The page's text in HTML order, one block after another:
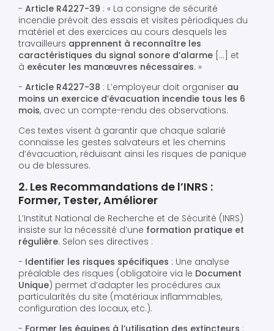
- Article R4227-39 : « La consigne de sécurité
incendie prévoit des essais et visites périodiques du
matériel et des exercices au cours desquels les
travailleurs apprennent à reconnaître les
caractéristiques du signal sonore d’alarme […] et
à exécuter les manœuvres nécessaires. »
- Article R4227-38 : L’employeur doit organiser au
moins un exercice d’évacuation incendie tous les 6
mois, avec un compte-rendu des observations.
Ces textes visent à garantir que chaque salarié
connaisse les gestes salvateurs et les chemins
d’évacuation, réduisant ainsi les risques de panique
ou de blessures.
2. Les Recommandations de l’INRS :
Former, Tester, Améliorer
L’Institut National de Recherche et de Sécurité (INRS)
insiste sur la nécessité d’une formation pratique et
régulière. Selon ses directives :
- Identifier les risques spécifiques : Une analyse
préalable des risques (obligatoire via le Document
Unique) permet d’adapter les procédures aux
particularités du site (matériaux inflammables,
configuration des locaux, etc.).
- Former les équipes à l’utilisation des extincteurs :